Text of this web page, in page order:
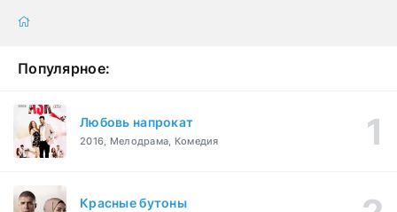
Популярное:
Любовь напрокат
2016, Мелодрама, Комедия
Красные бутоны